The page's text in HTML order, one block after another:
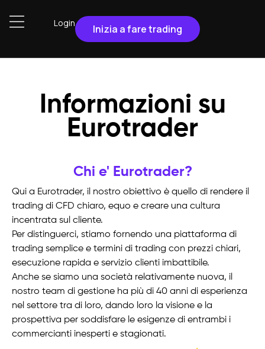
Login Inizia a fare trading
Informazioni su
Eurotrader
Chi e' Eurotrader?
Qui a Eurotrader, il nostro obiettivo è quello di rendere il
trading di CFD chiaro, equo e creare una cultura
incentrata sul cliente.
Per distinguerci, stiamo fornendo una piattaforma di
trading semplice e termini di trading con prezzi chiari,
esecuzione rapida e servizio clienti imbattibile.
Anche se siamo una società relativamente nuova, il
nostro team di gestione ha più di 40 anni di esperienza
nel settore tra di loro, dando loro la visione e la
prospettiva per soddisfare le esigenze di entrambi i
commercianti inesperti e stagionati.